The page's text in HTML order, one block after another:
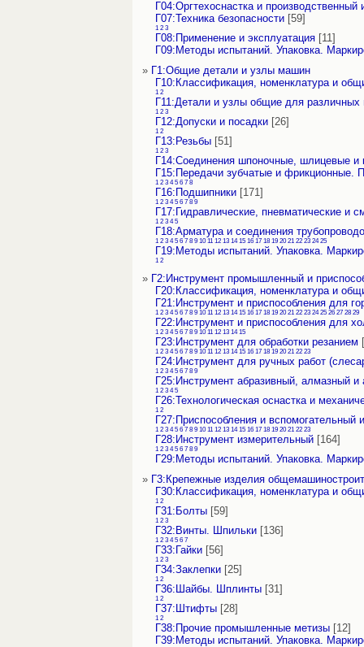
Г04:Оргтехоснастка и производственный
Г07:Техника безопасности [59]
1 2 3
Г08:Применение и эксплуатация [11]
Г09:Методы испытаний. Упаковка.
» Г1:Общие детали и узлы машин
Г10:Классификация, номенклатура и
1 2
Г11:Детали и узлы общие для
1 2 3
Г12:Допуски и посадки [26]
1 2
Г13:Резьбы [51]
1 2 3
Г14:Соединения шпоночные, шлицевые и
Г15:Передачи зубчатые и фрикционные.
1 2 3 4 5 6 7 8
Г16:Подшипники [171]
1 2 3 4 5 6 7 8 9
Г17:Гидравлические, пневматические и
1 2 3 4 5
Г18:Арматура и соединения
1 2 3 4 5 6 7 8 9 10 11 12 13 14 15 16 17 18 19 20 21 22 23 24 25
Г19:Методы испытаний. Упаковка.
1 2
» Г2:Инструмент промышленный и
Г20:Классификация, номенклатура и
Г21:Инструмент и приспособления для
1 2 3 4 5 6 7 8 9 10 11 12 13 14 15 16 17 18 19 20 21 22 23 24 25 26 27 28 29
Г22:Инструмент и приспособления для
1 2 3 4 5 6 7 8 9 10 11 12 13 14 15
Г23:Инструмент для обработки резанием
1 2 3 4 5 6 7 8 9 10 11 12 13 14 15 16 17 18 19 20 21 22 23
Г24:Инструмент для ручных работ
1 2 3 4 5 6 7 8 9
Г25:Инструмент абразивный, алмазный
1 2 3 4 5
Г26:Технологическая оснастка и
1 2
Г27:Приспособления и вспомогательный
1 2 3 4 5 6 7 8 9 10 11 12 13 14 15 16 17 18 19 20 21 22 23
Г28:Инструмент измерительный [164]
1 2 3 4 5 6 7 8 9
Г29:Методы испытаний. Упаковка.
» Г3:Крепежные изделия
Г30:Классификация, номенклатура и
1 2
Г31:Болты [59]
1 2 3
Г32:Винты. Шпильки [136]
1 2 3 4 5 6 7
Г33:Гайки [56]
1 2 3
Г34:Заклепки [25]
1 2
Г36:Шайбы. Шплинты [31]
1 2
Г37:Штифты [28]
1 2
Г38:Прочие промышленные метизы [12]
Г39:Методы испытаний. Упаковка.